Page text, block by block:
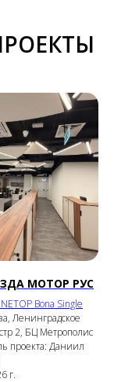
МОТОР РУС
Bona Single
Ленинградское
2, БЦ Метрополис
проекта: Даниил
г.